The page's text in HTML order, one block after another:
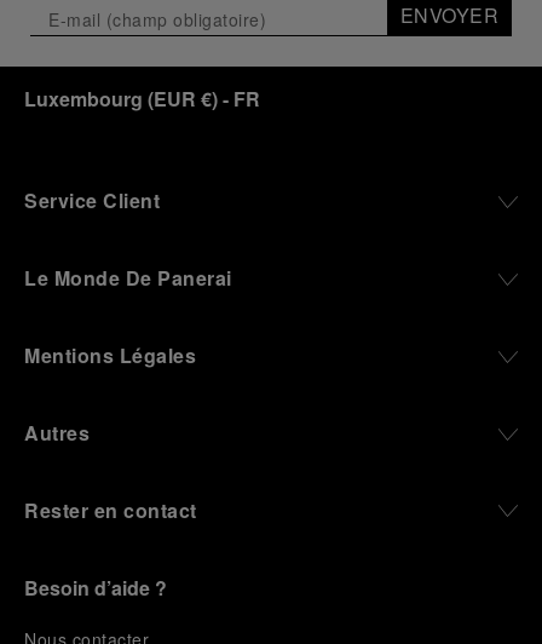
ENVOYER
Luxembourg (EUR €)- FR
Service Client
Le Monde De Panerai
Mentions Légales
Autres
Rester en contact
Besoin d’aide ?
Nous contacter.